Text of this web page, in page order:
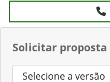
Solicitar proposta